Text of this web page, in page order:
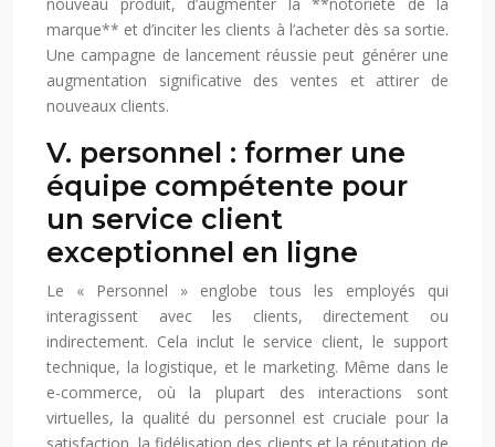
marque** et d’inciter les clients à l’acheter dès sa sortie.
Une campagne de lancement réussie peut générer une
augmentation significative des ventes et attirer de
nouveaux clients.
V. personnel : former une
équipe compétente pour
un service client
exceptionnel en ligne
Le « Personnel » englobe tous les employés qui
interagissent avec les clients, directement ou
indirectement. Cela inclut le service client, le support
technique, la logistique, et le marketing. Même dans le
e-commerce, où la plupart des interactions sont
virtuelles, la qualité du personnel est cruciale pour la
satisfaction, la fidélisation des clients et la réputation de